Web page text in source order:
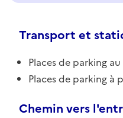
Transport et
Places de parking
Places de parking à
Chemin vers